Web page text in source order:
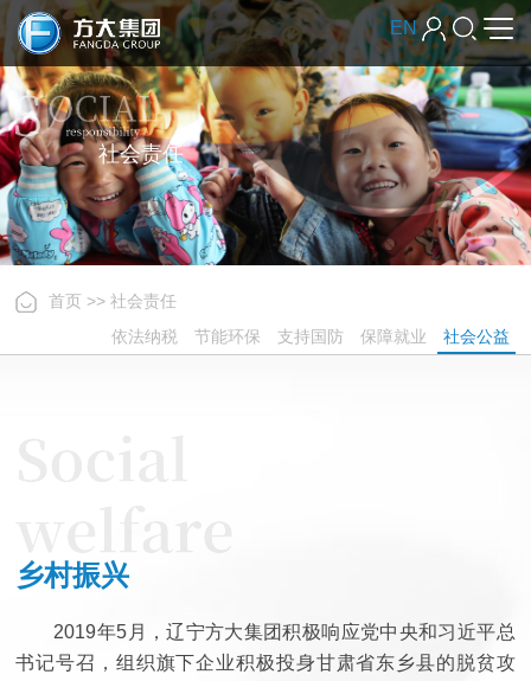
EN
社会责任
首页 >>社会责任
依法纳税
节能环保 支持国防 保障就业 社会公益
乡村振兴
2019年5月，辽宁方大集团积极响应党中央和习近平总
书记号召，组织旗下企业积极投身甘肃省东乡县的脱贫攻